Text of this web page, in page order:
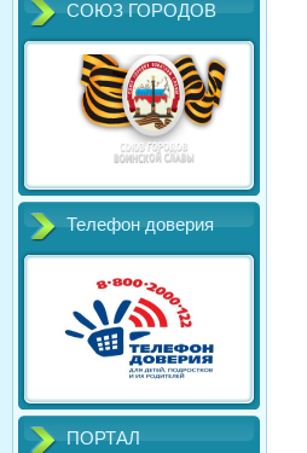
СОЮЗ ГОРОДОВ
Телефон доверия
ПОРТАЛ